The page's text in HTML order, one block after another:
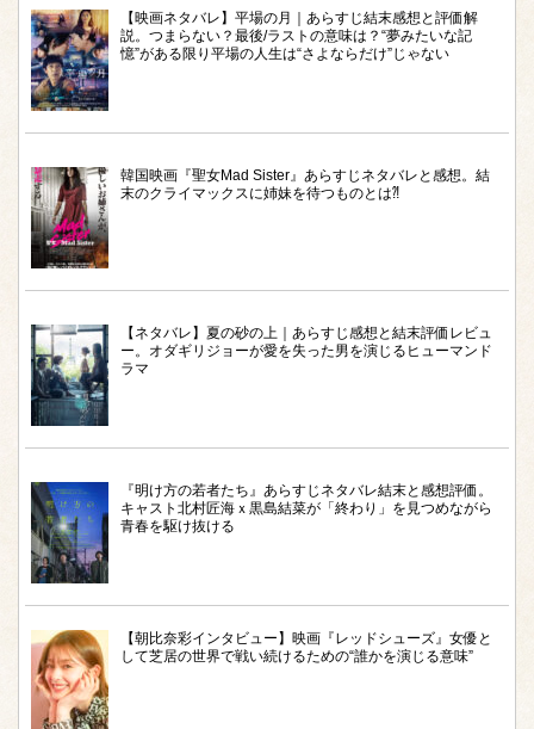
【映画ネタバレ】平場の月｜あらすじ結末感想と評価解
説。つまらない？最後/ラストの意味は？“夢みたいな記
憶”がある限り平場の人生は“さよならだけ”じゃない
韓国映画『聖女Mad Sister』あらすじネタバレと感想。結
末のクライマックスに姉妹を待つものとは⁈
【ネタバレ】夏の砂の上｜あらすじ感想と結末評価レビュ
ー。オダギリジョーが愛を失った男を演じるヒューマンド
ラマ
『明け方の若者たち』あらすじネタバレ結末と感想評価。
キャスト北村匠海ｘ黒島結菜が「終わり」を見つめながら
青春を駆け抜ける
【朝比奈彩インタビュー】映画『レッドシューズ』女優と
して芝居の世界で戦い続けるための“誰かを演じる意味”